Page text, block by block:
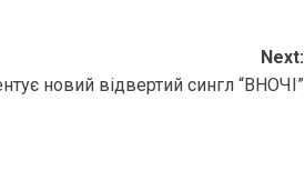
Next:
новий відвертий сингл “ВНОЧІ”